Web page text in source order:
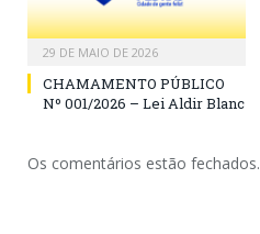
29 DE MAIO DE 2026
CHAMAMENTO PÚBLICO
Nº 001/2026 – Lei Aldir Blanc
Os comentários estão fechados.